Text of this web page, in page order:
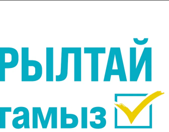
жақсартып,
Daily Mail басылымы жазды.
адамның ішек микрофлорасын
етеді", - дейді Ұлыбританияның
Гордон Карлсон (Gordon